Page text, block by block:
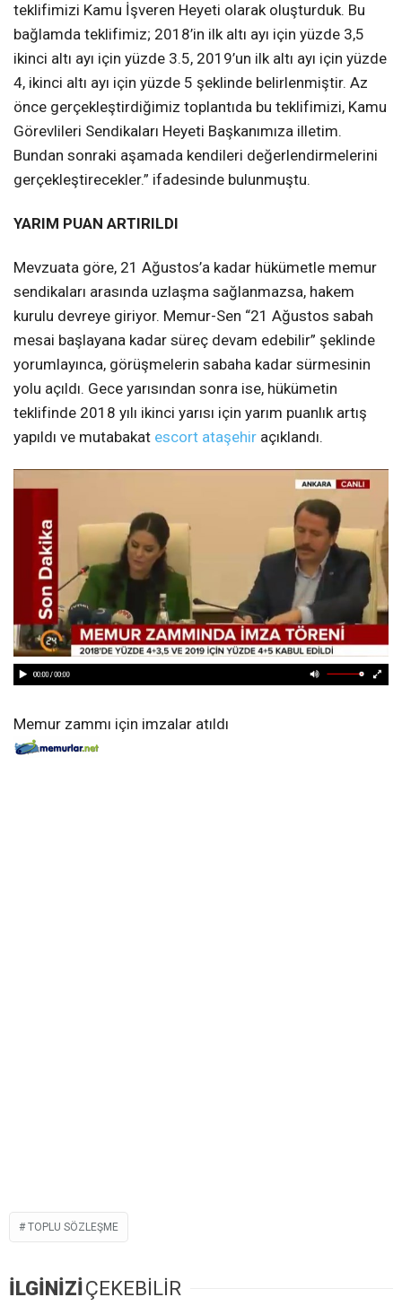
teklifimizi Kamu İşveren Heyeti olarak oluşturduk. Bu
bağlamda teklifimiz; 2018’in ilk altı ayı için yüzde 3,5
ikinci altı ayı için yüzde 3.5, 2019’un ilk altı ayı için yüzde
4, ikinci altı ayı için yüzde 5 şeklinde belirlenmiştir. Az
önce gerçekleştirdiğimiz toplantıda bu teklifimizi, Kamu
Görevlileri Sendikaları Heyeti Başkanımıza illetim.
Bundan sonraki aşamada kendileri değerlendirmelerini
gerçekleştirecekler.” ifadesinde bulunmuştu.
YARIM PUAN ARTIRILDI
Mevzuata göre, 21 Ağustos’a kadar hükümetle memur
sendikaları arasında uzlaşma sağlanmazsa, hakem
kurulu devreye giriyor. Memur-Sen “21 Ağustos sabah
mesai başlayana kadar süreç devam edebilir” şeklinde
yorumlayınca, görüşmelerin sabaha kadar sürmesinin
yolu açıldı. Gece yarısından sonra ise, hükümetin
teklifinde 2018 yılı ikinci yarısı için yarım puanlık artış
yapıldı ve mutabakat escort ataşehir açıklandı.
Memur zammı için imzalar atıldı
TOPLU SÖZLEŞME
İLGİNİZİÇEKEBİLİR